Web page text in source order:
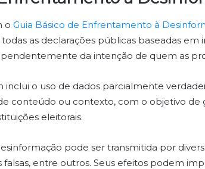
o Guia Básico de Enfrentamento à
as declarações públicas baseadas em
da intenção de quem as
inclui o uso de dados parcialmente
conteúdo ou contexto, com o objetivo de
eleitorais.
pode ser transmitida por
falsas, entre outros. Seus efeitos podem